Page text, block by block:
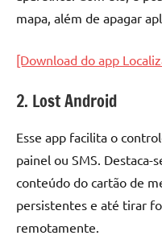
mapa, além de apagar
[Download do app
2. Lost Android
Esse app facilita o
painel ou SMS. Destaca-
conteúdo do cartão de
persistentes e até tirar
remotamente.